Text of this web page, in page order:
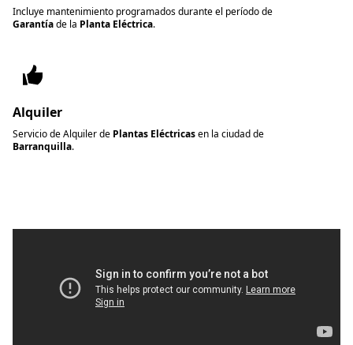
Incluye mantenimiento programados durante el período de
Garantíade la Planta Eléctrica.
Alquiler
Servicio de Alquiler de Plantas Eléctricasen la ciudad de
Barranquilla.